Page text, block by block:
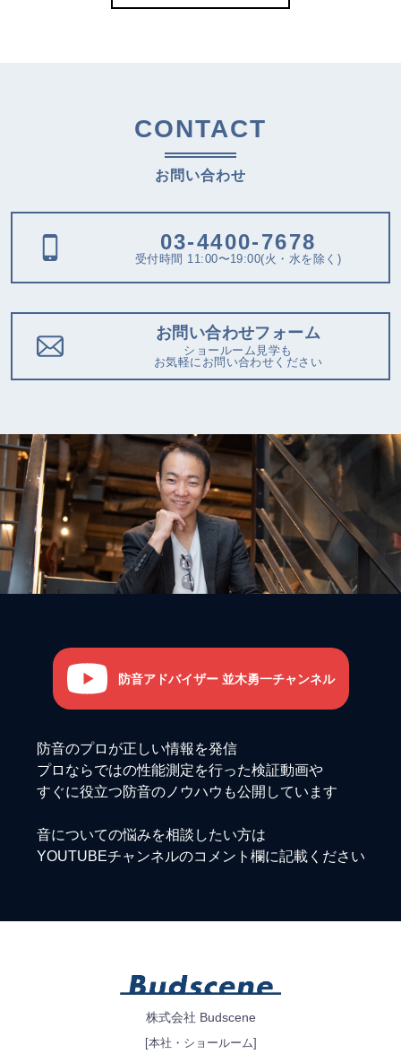
CONTACT
お問い合わせ
03-4400-7678
受付時間 11:00〜19:00(火・水を除く)
お問い合わせフォーム
ショールーム見学も
お気軽にお問い合わせください
防音アドバイザー 並木勇一チャンネル
防音のプロが正しい情報を発信
プロならではの性能測定を行った検証動画や
すぐに役立つ防音のノウハウも公開しています
音についての悩みを相談したい方は
YOUTUBEチャンネルのコメント欄に記載ください
株式会社 Budscene
[本社・ショールーム]